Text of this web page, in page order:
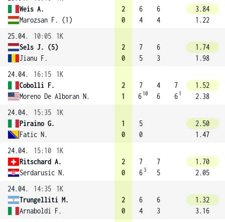
Weis A.
Marozsan F. (1)
2
0
6
4
6
4
3.84
1.22
25.04.
10:05
1K
Sels J. (5)
Jianu F.
2
0
7
5
6
3
1.74
1.98
24.04.
16:15
1K
Cobolli F.
Moreno De Alboran N.
2
1
7
6 10
4
6
7
6 1
1.52
2.38
24.04.
15:35
1K
Piraino G.
Fatic N.
1
0
5
0
2.50
1.47
24.04.
15:10
1K
Ritschard A.
Serdarusic N.
2
0
7
6 3
7
5
1.70
2.05
24.04.
14:35
1K
Trungelliti M.
Arnaboldi F.
2
0
6
4
6
3
1.32
3.16